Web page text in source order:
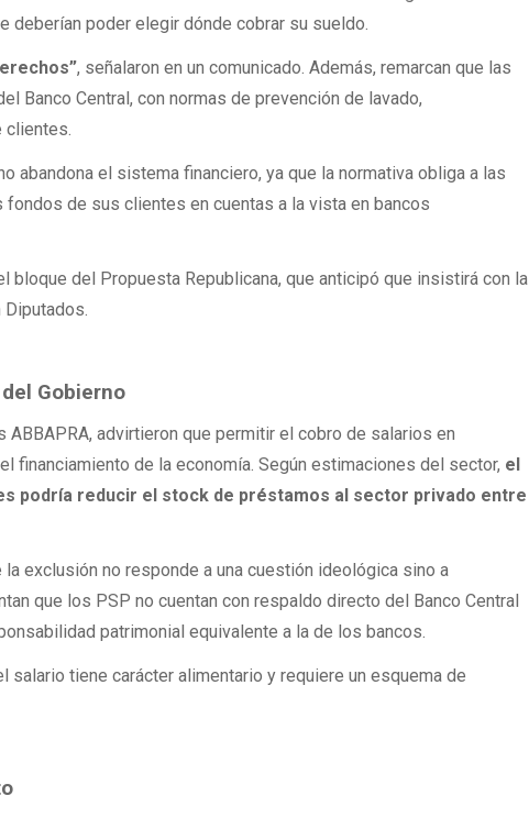
deberían poder elegir dónde cobrar su sueldo.
, señalaron en un comunicado. Además, remarcan que las
Banco Central, con normas de prevención de lavado,
clientes.
abandona el sistema financiero, ya que la normativa obliga a las
de sus clientes en cuentas a la vista en bancos
bloque del Propuesta Republicana, que anticipó que insistirá con la
Gobierno
ABBAPRA, advirtieron que permitir el cobro de salarios en
financiamiento de la economía. Según estimaciones del sector, el
podría reducir el stock de préstamos al sector privado entre
exclusión no responde a una cuestión ideológica sino a
que los PSP no cuentan con respaldo directo del Banco Central
patrimonial equivalente a la de los bancos.
salario tiene carácter alimentario y requiere un esquema de